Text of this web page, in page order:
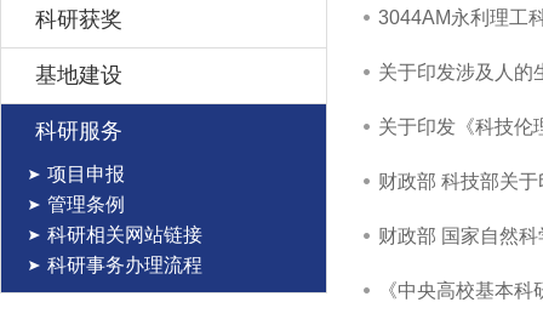
科研获奖
基地建设
科研服务
项目申报
管理条例
科研相关网站链接
科研事务办理流程
3044AM永利理工
关于印发涉及人的
关于印发《科技伦
财政部 科技部关
财政部 国家自然
《中央高校基本